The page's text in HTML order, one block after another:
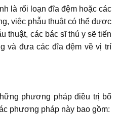
là rối loạn đĩa đệm hoặc các
việc phẫu thuật có thể được
thuật, các bác sĩ thú y sẽ tiến
và đưa các đĩa đệm về vị trí
phương pháp điều trị bổ
phương pháp này bao gồm: